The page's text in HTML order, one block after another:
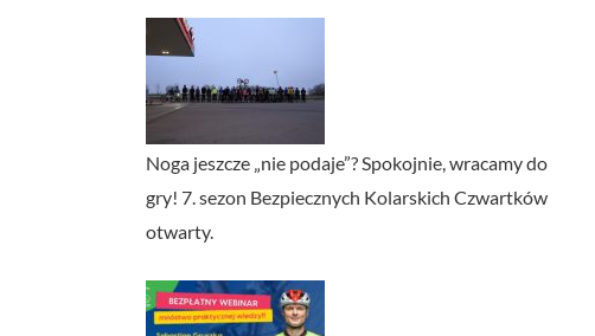
Noga jeszcze „nie podaje”? Spokojnie, wracamy do
gry! 7. sezon Bezpiecznych Kolarskich Czwartków
otwarty.